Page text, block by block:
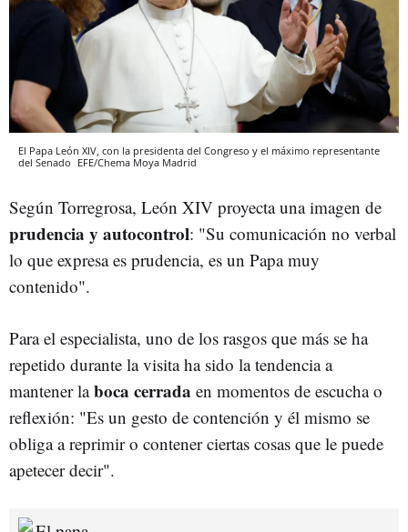
El Papa León XIV, con la presidenta del Congreso y el máximo representante
del Senado EFE/Chema Moya Madrid
Según Torregrosa, León XIV proyecta una imagen de
prudencia y autocontrol: "Su comunicación no verbal
lo que expresa es prudencia, es un Papa muy
contenido".
Para el especialista, uno de los rasgos que más se ha
repetido durante la visita ha sido la tendencia a
mantener laboca cerrada en momentos de escucha o
reflexión: "Es un gesto de contención y él mismo se
obliga a reprimir o contener ciertas cosas que le puede
apetecer decir".